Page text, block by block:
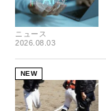
ニュース
2026.08.03
NEW